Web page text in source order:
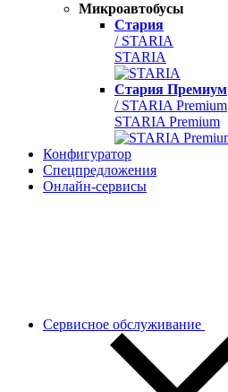
Микроавтобусы
Стария
/ STARIA
STARIA
Стария Премиум
/ STARIA Premium
STARIA Premium
Конфигуратор
Спецпредложения
Онлайн-сервисы
Сервисное обслуживание